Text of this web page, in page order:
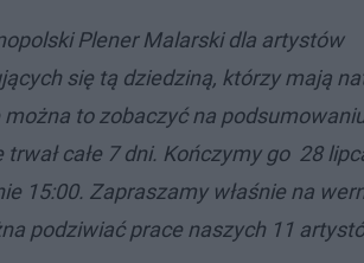
Plener Malarski dla artystów
się tą dziedziną, którzy mają
można to zobaczyć na
trwał całe 7 dni. Kończymy go 28
15:00. Zapraszamy właśnie na
podziwiać prace naszych 11